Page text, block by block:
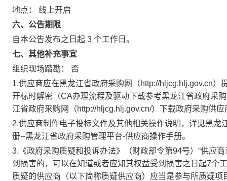
地点： 线上开启
六、公告期限
自本公告发布之日起 3 个工作日。
七、其他补充事宜
组织现场踏勘： 否
1.供应商应在黑龙江省政府采购网（http://hljcg.hlj.gov.cn
开标时解密（CA办理流程及驱动下载参考黑龙江省政府采
江省政府采购网（http://hljcg.hlj.gov.cn/）下载政府采购供
2.供应商制作电子投标文件及其他相关操作说明，详见黑
册--黑龙江省政府采购管理平台-供应商操作手册。
3.《政府采购质疑和投诉办法》（财政部令第94号）“供应
到损害的，可以在知道或者应知其权益受到损害之日起7个
质疑的供应商（以下简称质疑供应商）应当是参与所质疑项